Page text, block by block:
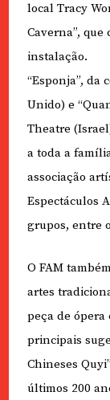
local Tracy
Caverna”,
instalação.
“Esponja”, da
Unido) e
Theatre
a toda a
associação
Espectáculos
grupos, entre
O FAM
artes
peça de ópera
principais
Chineses
últimos 200